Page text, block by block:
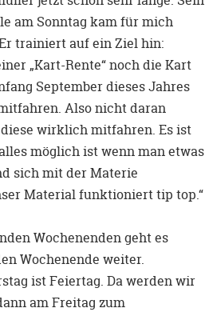
am Sonntag kam für mich
trainiert auf ein Ziel hin:
„Kart-Rente“ noch die Kart
September dieses Jahres
Also nicht daran
wirklich mitfahren. Es ist
möglich ist wenn man etwas
sich mit der Materie
Material funktioniert tip top.“
Wochenenden geht es
Wochenende weiter.
ist Feiertag. Da werden wir
am Freitag zum